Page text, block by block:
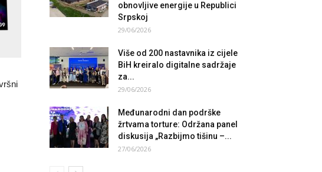
obnovljive energije u Republici
Srpskoj
29/06/2026
Više od 200 nastavnika iz cijele
BiH kreiralo digitalne sadržaje
za...
29/06/2026
Međunarodni dan podrške
žrtvama torture: Održana panel
diskusija „Razbijmo tišinu –...
27/06/2026